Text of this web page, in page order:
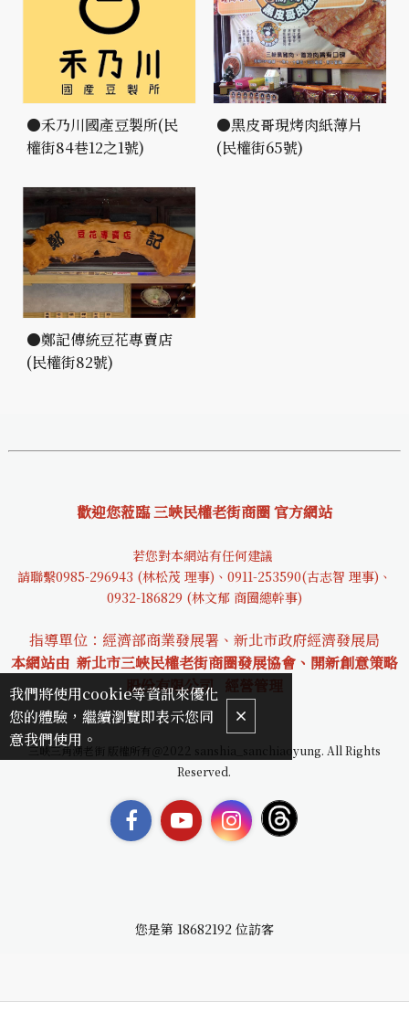
●禾乃川國產豆製所(民
權街84巷12之1號)
●黑皮哥現烤肉紙薄片
(民權街65號)
●鄭記傳統豆花專賣店
(民權街82號)
歡迎您蒞臨 三峽民權老街商圈 官方網站
若您對本網站有任何建議
請聯繫0985-296943 (林松茂 理事)、0911-253590(古志智 理事)、
0932-186829 (林文郁 商圈總幹事)
指導單位：經濟部商業發展署、新北市政府經濟發展局
本網站由 新北市三峽民權老街商圈發展協會、開新創意策略
股份有限公司
三峽三角湧老街 版權所有＠2022 sanshia_sanchiaoyung. All Rights
Reserved.
您是第 18682192 位訪客
我們將使用cookie等資訊來優化
您的體驗，繼續瀏覽即表示您同
意我們使用。